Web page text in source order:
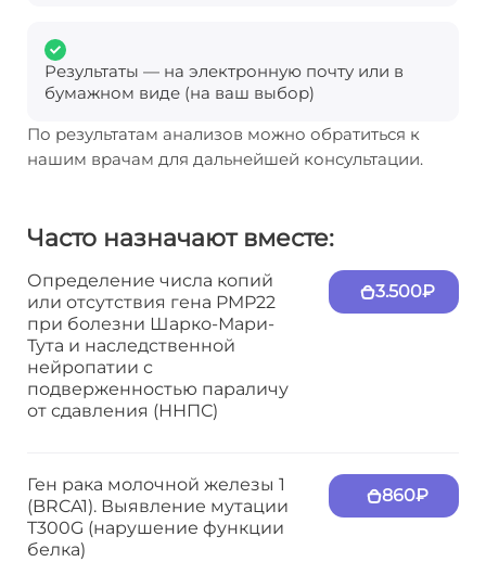
Результаты — на электронную почту или в
бумажном виде (на ваш выбор)
По результатам анализов можно обратиться к
нашим врачам для дальнейшей консультации.
Часто назначают вместе:
Определение числа копий
или отсутствия гена PMP22
при болезни Шарко-Мари-
Тута и наследственной
нейропатии с
подверженностью параличу
от сдавления (ННПС)
3.500₽
Ген рака молочной железы 1
(BRCA1). Выявление мутации
T300G (нарушение функции
белка)
860₽